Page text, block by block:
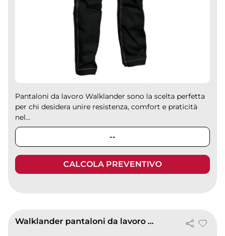
Pantaloni da lavoro Walklander sono la scelta perfetta
per chi desidera unire resistenza, comfort e praticità
nel...
--
CALCOLA PREVENTIVO
Walklander pantaloni da lavoro donna resistenti ed elasticizzati